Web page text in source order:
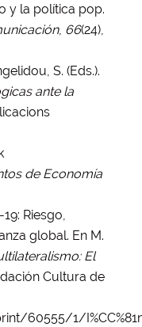
y la política pop.
, 66(24),
S. (Eds.).
ante la
de Economía
Riesgo,
global. En M.
El
Cultura de
60555/1/